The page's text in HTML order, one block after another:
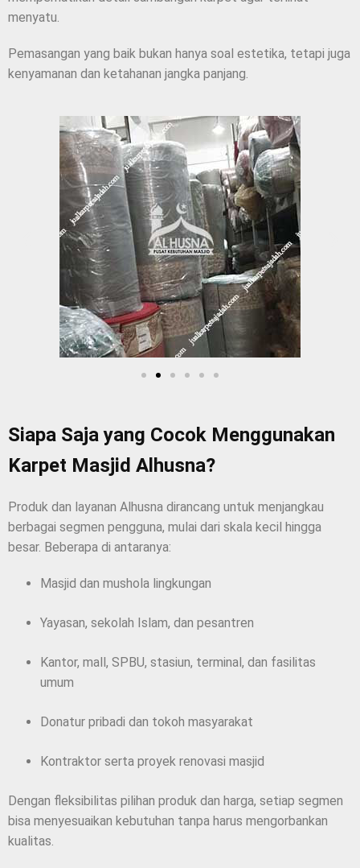
menyatu.
Pemasangan yang baik bukan hanya soal estetika, tetapi juga
kenyamanan dan ketahanan jangka panjang.
Siapa Saja yang Cocok Menggunakan
Karpet Masjid Alhusna?
Produk dan layanan Alhusna dirancang untuk menjangkau
berbagai segmen pengguna, mulai dari skala kecil hingga
besar. Beberapa di antaranya:
Masjid dan mushola lingkungan
Yayasan, sekolah Islam, dan pesantren
Kantor, mall, SPBU, stasiun, terminal, dan fasilitas
umum
Donatur pribadi dan tokoh masyarakat
Kontraktor serta proyek renovasi masjid
Dengan fleksibilitas pilihan produk dan harga, setiap segmen
bisa menyesuaikan kebutuhan tanpa harus mengorbankan
kualitas.